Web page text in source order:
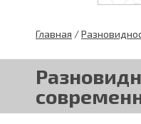
Главная /